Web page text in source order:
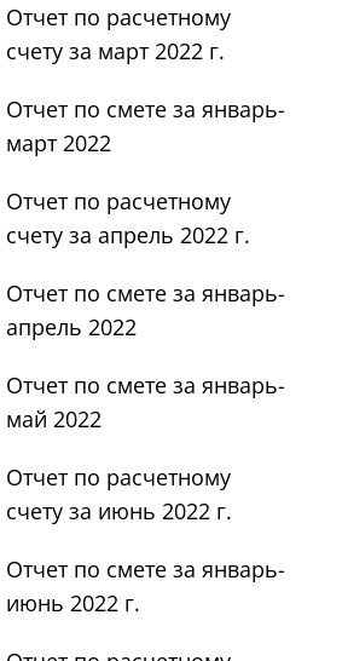
Отчет по расчетному
счету за март 2022 г.
Отчет по смете за январь-
март 2022
Отчет по расчетному
счету за апрель 2022 г.
Отчет по смете за январь-
апрель 2022
Отчет по смете за январь-
май 2022
Отчет по расчетному
счету за июнь 2022 г.
Отчет по смете за январь-
июнь 2022 г.